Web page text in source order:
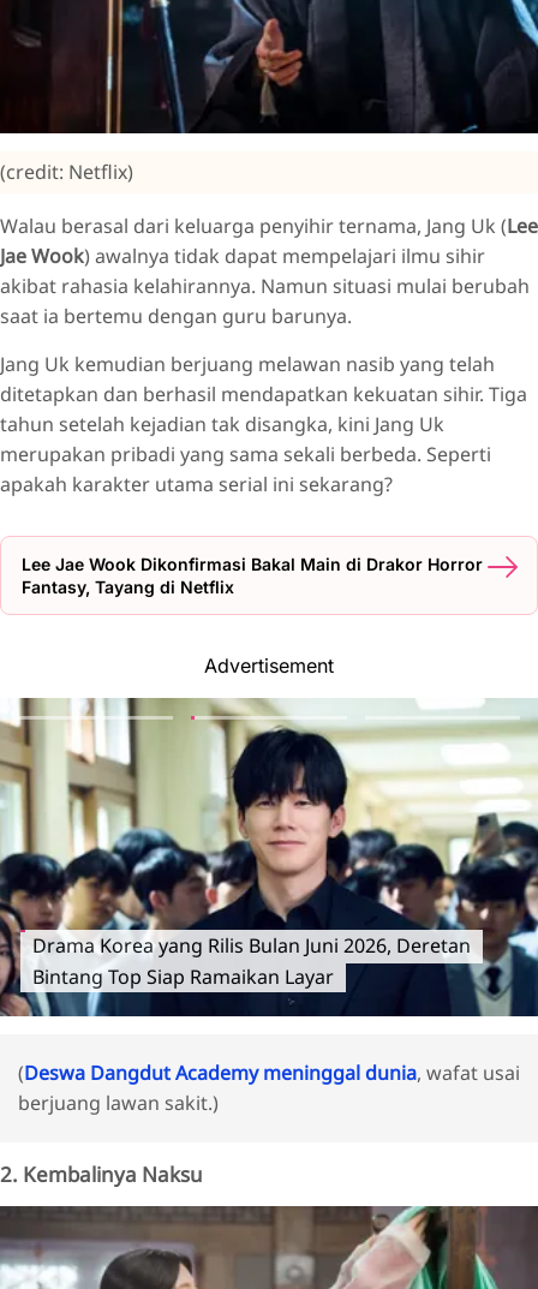
(credit: Netflix)
Walau berasal dari keluarga penyihir ternama, Jang Uk (Lee
Jae Wook) awalnya tidak dapat mempelajari ilmu sihir
akibat rahasia kelahirannya. Namun situasi mulai berubah
saat ia bertemu dengan guru barunya.
Jang Uk kemudian berjuang melawan nasib yang telah
ditetapkan dan berhasil mendapatkan kekuatan sihir. Tiga
tahun setelah kejadian tak disangka, kini Jang Uk
merupakan pribadi yang sama sekali berbeda. Seperti
apakah karakter utama serial ini sekarang?
Lee Jae Wook Dikonfirmasi Bakal Main di Drakor Horror
Fantasy, Tayang di Netflix
Advertisement
Drama Korea yang Rilis Bulan Juni 2026, Deretan
Bintang Top Siap Ramaikan Layar
(Deswa Dangdut Academy meninggal dunia, wafat usai
berjuang lawan sakit.)
2. Kembalinya Naksu